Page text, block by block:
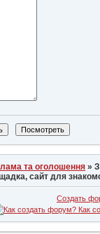
та оголошення »
сайт для
Создать